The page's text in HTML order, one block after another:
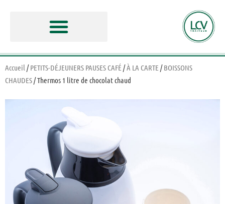
Accueil /PETITS-DÉJEUNERS PAUSES CAFÉ /À LA CARTE /BOISSONS
CHAUDES/ Thermos 1 litre de chocolat chaud